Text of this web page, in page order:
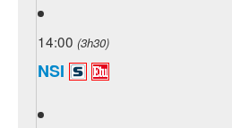
14:00 (3h30)
NSI